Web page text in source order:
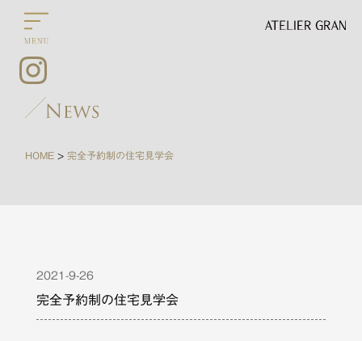
HOME >完全予約制の住宅見学会
2021-9-26
完全予約制の住宅見学会